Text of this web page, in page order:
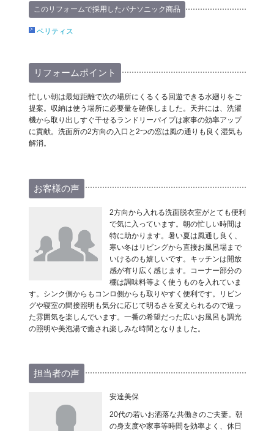
このリフォームで採用したパナソニック商品
ベリティス
リフォームポイント
忙しい朝は最短距離で次の場所にくるくる回遊できる水廻りをご
提案。収納は使う場所に必要量を確保しました。天井には、洗濯
機から取り出しすぐ干せるランドリーパイプは家事の効率アップ
に貢献。洗面所の2方向の入口と2つの窓は風の通りも良く湿気も
解消。
お客様の声
2方向から入れる洗面脱衣室がとても便利
で気に入っています。朝の忙しい時間は
特に助かります。暑い夏は風通し良く、
寒い冬はリビングから直接お風呂場まで
いけるのも嬉しいです。キッチンは開放
感が有り広く感じます。コーナー部分の
棚は調味料等よく使うものを入れていま
す。シンク側からもコンロ側からも取りやすく便利です。リビン
グや寝室の間接照明も気分に応じて明るさを変えられるので違っ
た雰囲気を楽しんでいます。一番の希望だった広いお風呂も調光
の照明や美泡湯で癒され楽しみな時間となりました。
担当者の声
安達美保
20代の若いお洒落な共働きのご夫妻。朝
の身支度や家事等時間を効率よく、休日